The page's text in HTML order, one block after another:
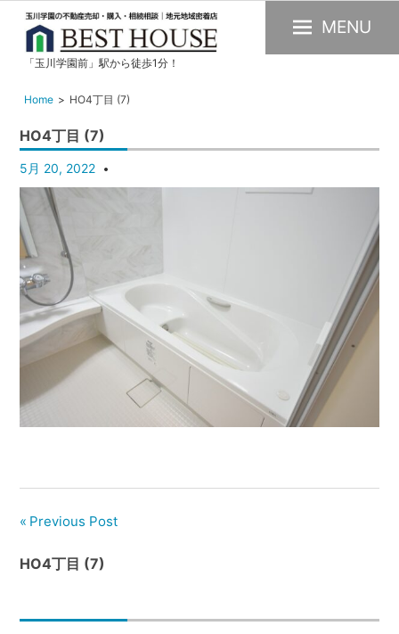
玉
川
園
の
不
動
産
購
入・
売
却・
賃
貸・
管
理
密
BEST
「玉川学園前」駅から徒歩1分！
MENU
Home HO4丁目 (7)
HO4丁目 (7)
5月 20, 2022
Previous Post
HO4丁目 (7)